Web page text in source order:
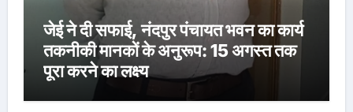
जेई ने दी सफाई, नंदपुर पंचायत भवन का कार्य
तकनीकी मानकों के अनुरूप: 15 अगस्त तक
पूरा करने का लक्ष्य